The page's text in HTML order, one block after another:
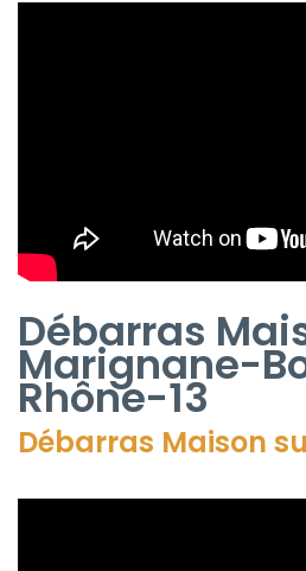
Débarras
Marignane-
Rhône-13
Débarras Maison